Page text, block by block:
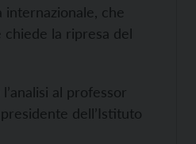
internazionale, che
chiede la ripresa del
al professor
dell’Istituto